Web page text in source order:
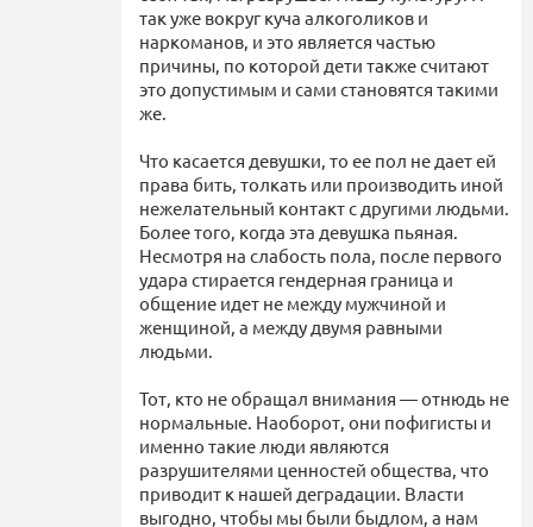
так уже вокруг куча алкоголиков и
наркоманов, и это является частью
причины, по которой дети также считают
это допустимым и сами становятся такими
же.
Что касается девушки, то ее пол не дает ей
права бить, толкать или производить иной
нежелательный контакт с другими людьми.
Более того, когда эта девушка пьяная.
Несмотря на слабость пола, после первого
удара стирается гендерная граница и
общение идет не между мужчиной и
женщиной, а между двумя равными
людьми.
Тот, кто не обращал внимания — отнюдь не
нормальные. Наоборот, они пофигисты и
именно такие люди являются
разрушителями ценностей общества, что
приводит к нашей деградации. Власти
выгодно, чтобы мы были быдлом, а нам